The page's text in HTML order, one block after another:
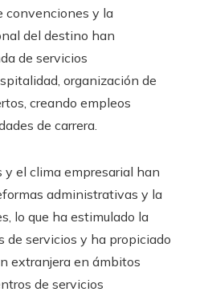
convenciones y la
del destino han
de servicios
organización de
creando empleos
de carrera.
el clima empresarial han
administrativas y la
lo que ha estimulado la
de servicios y ha propiciado
extranjera en ámbitos
de servicios